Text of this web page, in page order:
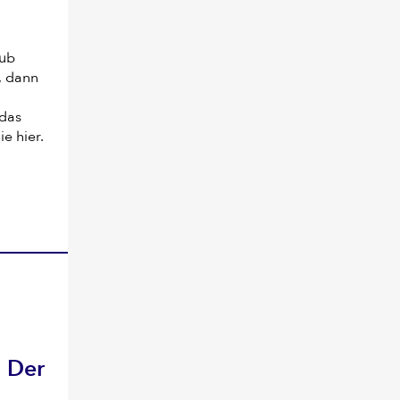
dann
hier.
Der